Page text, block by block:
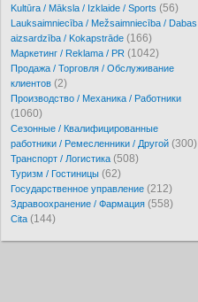
Kultūra / Māksla / Izklaide / Sports (56)
Lauksaimniecība / Mežsaimniecība / Dabas
aizsardzība / Kokapstrāde (166)
Маркетинг / Reklama / PR (1042)
Продажа / Торговля / Обслуживание
клиентов (2)
Производство / Механика / Работники
(1060)
Сезонные / Квалифицированные
работники / Ремесленники / Другой (300)
Транспорт / Логистика (508)
Туризм / Гостиницы (62)
Государственное управление (212)
Здравоохранение / Фармация (558)
Cita (144)